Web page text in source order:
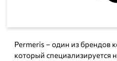
Permeris – один из брендов
который специализируется